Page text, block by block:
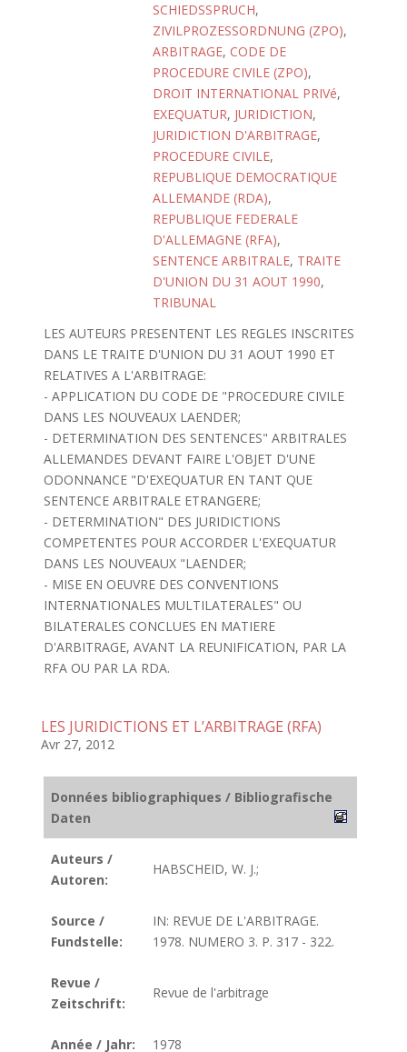
SCHIEDSSPRUCH,
ZIVILPROZESSORDNUNG (ZPO),
ARBITRAGE, CODE DE
PROCEDURE CIVILE (ZPO),
DROIT INTERNATIONAL PRIVé,
EXEQUATUR, JURIDICTION,
JURIDICTION D'ARBITRAGE,
PROCEDURE CIVILE,
REPUBLIQUE DEMOCRATIQUE
ALLEMANDE (RDA),
REPUBLIQUE FEDERALE
D'ALLEMAGNE (RFA),
SENTENCE ARBITRALE, TRAITE
D'UNION DU 31 AOUT 1990,
TRIBUNAL
LES AUTEURS PRESENTENT LES REGLES INSCRITES
DANS LE TRAITE D'UNION DU 31 AOUT 1990 ET
RELATIVES A L'ARBITRAGE:
- APPLICATION DU CODE DE "PROCEDURE CIVILE
DANS LES NOUVEAUX LAENDER;
- DETERMINATION DES SENTENCES" ARBITRALES
ALLEMANDES DEVANT FAIRE L'OBJET D'UNE
ODONNANCE "D'EXEQUATUR EN TANT QUE
SENTENCE ARBITRALE ETRANGERE;
- DETERMINATION" DES JURIDICTIONS
COMPETENTES POUR ACCORDER L'EXEQUATUR
DANS LES NOUVEAUX "LAENDER;
- MISE EN OEUVRE DES CONVENTIONS
INTERNATIONALES MULTILATERALES" OU
BILATERALES CONCLUES EN MATIERE
D'ARBITRAGE, AVANT LA REUNIFICATION, PAR LA
RFA OU PAR LA RDA.
LES JURIDICTIONS ET L’ARBITRAGE (RFA)
Avr 27, 2012
Données bibliographiques / Bibliografische
Daten
Auteurs /
Autoren:
HABSCHEID, W. J.;
Source /
Fundstelle:
IN: REVUE DE L'ARBITRAGE.
1978. NUMERO 3. P. 317 - 322.
Revue /
Zeitschrift:
Revue de l'arbitrage
Année / Jahr: 1978